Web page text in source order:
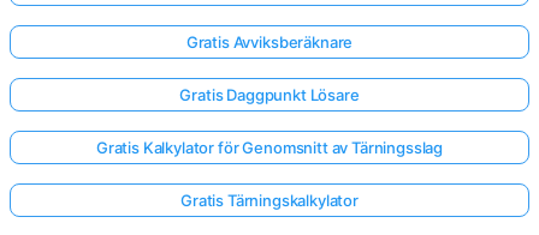
Gratis Avviksberäknare
Gratis Daggpunkt Lösare
Gratis Kalkylator för Genomsnitt av Tärningsslag
Gratis Tärningskalkylator